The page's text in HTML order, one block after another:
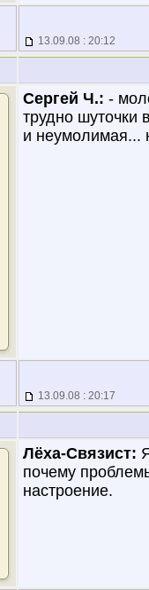
13.09.08 : 20:12
Сергей Ч.: -
трудно шуточки
и неумолимая...
13.09.08 : 20:17
Лёха-Связист:
почему
настроение.